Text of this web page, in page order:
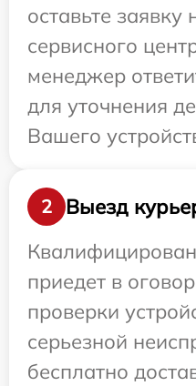
оставьте заявку
сервисного
менеджер
для уточнения
Вашего
2
Выезд
приедет в
проверки
серьезной
бесплатно